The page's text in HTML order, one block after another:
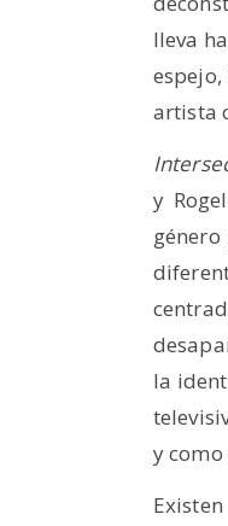
lleva
artista
y
la
y